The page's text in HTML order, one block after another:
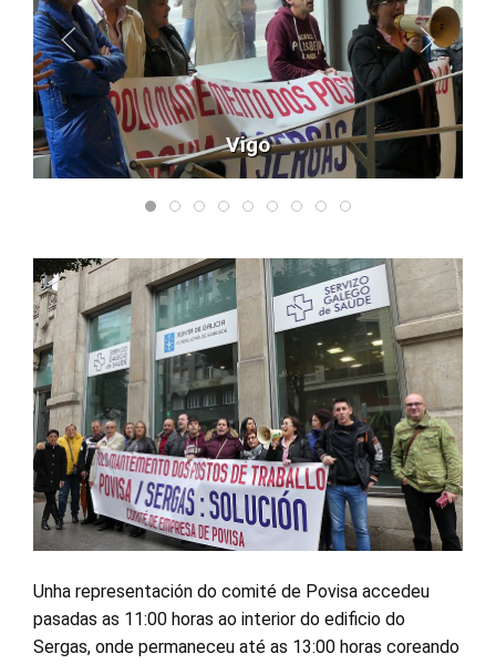
Vigo
Unha representación do comité de Povisa accedeu
pasadas as 11:00 horas ao interior do edificio do
Sergas, onde permaneceu até as 13:00 horas coreando